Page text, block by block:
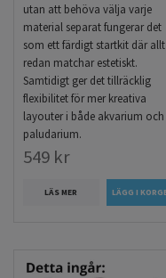
utan att behöva välja varje
material separat fungerar det
som ett färdigt startkit där allt
redan matchar estetiskt.
Samtidigt ger det tillräcklig
flexibilitet för mer kreativa
layouter i både akvarium och
paludarium.
549 kr
LÄS MER